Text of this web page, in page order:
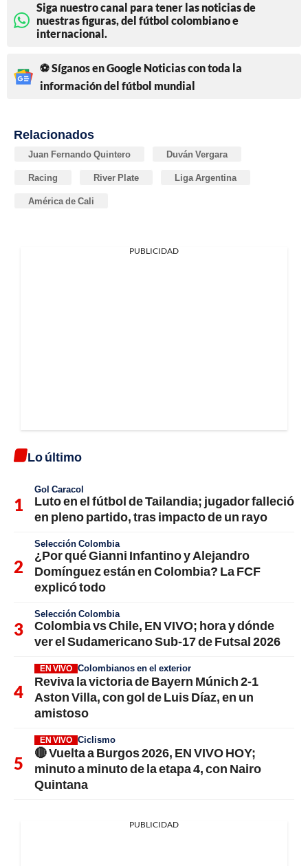
Siga nuestro canal para tener las noticias de
nuestras figuras, del fútbol colombiano e
internacional.
⚽ Síganos en Google Noticias con toda la
información del fútbol mundial
Relacionados
Juan Fernando Quintero Duván Vergara
Racing River Plate Liga Argentina
América de Cali
PUBLICIDAD
Lo último
Gol Caracol
Luto en el fútbol de Tailandia; jugador falleció
en pleno partido, tras impacto de un rayo
Selección Colombia
¿Por qué Gianni Infantino y Alejandro
Domínguez están en Colombia? La FCF
explicó todo
Selección Colombia
Colombia vs Chile, EN VIVO; hora y dónde
ver el Sudamericano Sub-17 de Futsal 2026
EN VIVO Colombianos en el exterior
Reviva la victoria de Bayern Múnich 2-1
Aston Villa, con gol de Luis Díaz, en un
amistoso
EN VIVO Ciclismo
🔴 Vuelta a Burgos 2026, EN VIVO HOY;
minuto a minuto de la etapa 4, con Nairo
Quintana
PUBLICIDAD